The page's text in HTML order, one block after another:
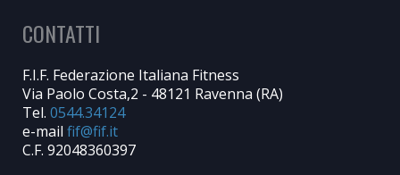
CONTATTI
F.I.F. Federazione Italiana Fitness
Via Paolo Costa,2 - 48121 Ravenna (RA)
Tel. 0544.34124
e-mail
C.F. 92048360397